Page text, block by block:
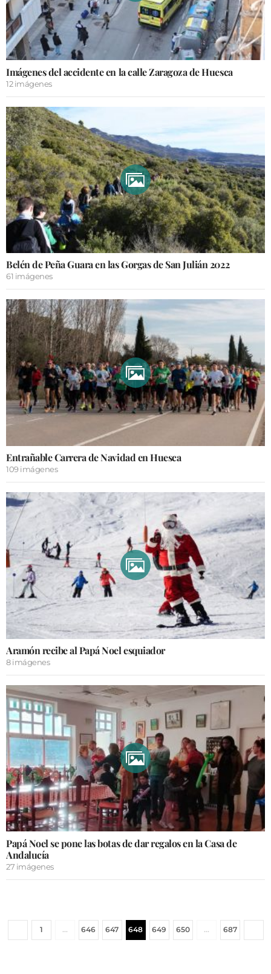
Imágenes del accidente en la calle Zaragoza de Huesca
12 imágenes
Belén de Peña Guara en las Gorgas de San Julián 2022
61 imágenes
Entrañable Carrera de Navidad en Huesca
109 imágenes
Aramón recibe al Papá Noel esquiador
8 imágenes
Papá Noel se pone las botas de dar regalos en la Casa de
Andalucía
27 imágenes
1 … 646 647 648 649 650 … 687